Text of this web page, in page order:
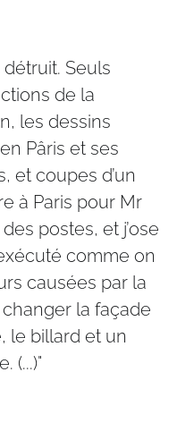
Seuls
de la
les dessins
Pâris et ses
et coupes d’un
à Paris pour Mr
postes, et j’ose
comme on
causées par la
la façade
le billard et un
(...)"